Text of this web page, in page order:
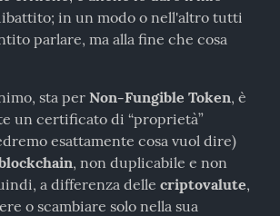
in un modo o nell'altro tutti
parlare, ma alla fine che cosa
sta per Non-Fungible Token, è
un certificato di “proprietà”
esattamente cosa vuol dire)
, non duplicabile e non
a differenza delle criptovalute,
o scambiare solo nella sua